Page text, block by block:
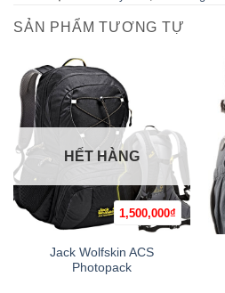
SẢN PHẨM TƯƠNG TỰ
1,500,000₫
HẾT HÀNG
Jack Wolfskin ACS
Photopack